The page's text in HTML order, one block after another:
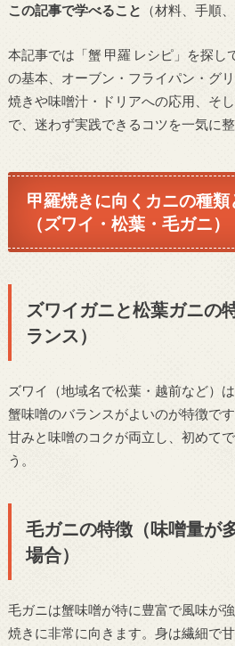
この記事で学べること （材料、手順
本記事では「蟹 甲羅 レシピ」を探し
の基本、オーブン・フライパン・グ
焼きや味噌汁・ドリアへの応用、そ
で、迷わず実践できるコツを一気に
甲羅焼きに向くカニの種
（ズワイ・松葉・毛ガニ）
ズワイガニと松葉ガニの
ランス）
ズワイ（地域名で松葉・越前など）
蟹味噌のバランスがよいのが特徴で
甘みと味噌のコクが両立し、初めて
う。
毛ガニの特徴（味噌量が
場合）
毛ガニは蟹味噌が特に豊富で風味が
焼きに非常に向きます。身は繊細で